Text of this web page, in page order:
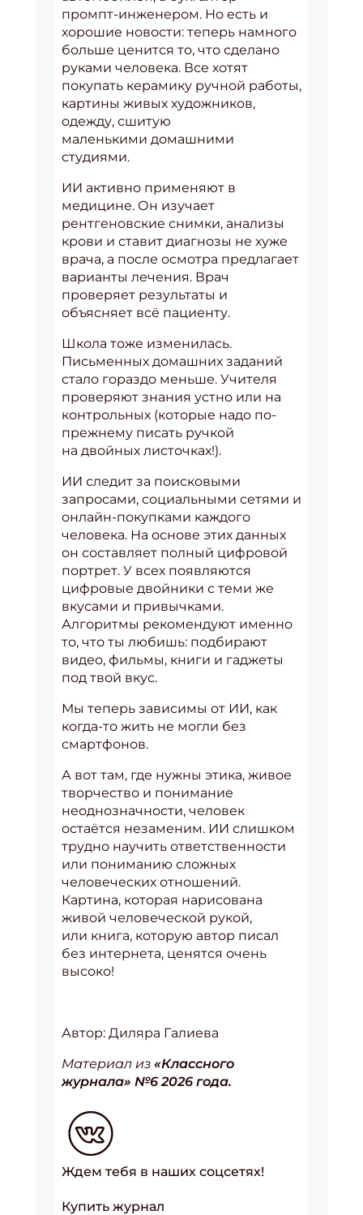
промпт-инженером. Но есть и
хорошие новости: теперь намного
больше ценится то, что сделано
руками человека. Все хотят
покупать керамику ручной работы,
картины живых художников,
одежду, сшитую
маленькими домашними
студиями.
ИИ активно применяют в
медицине. Он изучает
рентгеновские снимки, анализы
крови и ставит диагнозы не хуже
врача, а после осмотра предлагает
варианты лечения. Врач
проверяет результаты и
объясняет всё пациенту.
Школа тоже изменилась.
Письменных домашних заданий
стало гораздо меньше. Учителя
проверяют знания устно или на
контрольных (которые надо по-
прежнему писать ручкой
на двойных листочках!).
ИИ следит за поисковыми
запросами, социальными сетями и
онлайн-покупками каждого
человека. На основе этих данных
он составляет полный цифровой
портрет. У всех появляются
цифровые двойники с теми же
вкусами и привычками.
Алгоритмы рекомендуют именно
то, что ты любишь: подбирают
видео, фильмы, книги и гаджеты
под твой вкус.
Мы теперь зависимы от ИИ, как
когда-то жить не могли без
смартфонов.
А вот там, где нужны этика, живое
творчество и понимание
неоднозначности, человек
остаётся незаменим. ИИ слишком
трудно научить ответственности
или пониманию сложных
человеческих отношений.
Картина, которая нарисована
живой человеческой рукой,
или книга, которую автор писал
без интернета, ценятся очень
высоко!
Автор: Диляра Галиева
Материал из «Классного
журнала» №6 2026 года.
Ждем тебя в наших соцсетях!
Купить журнал